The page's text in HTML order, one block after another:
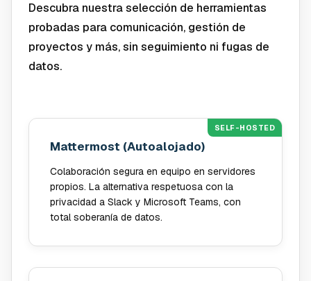
Descubra nuestra selección de herramientas
probadas para comunicación, gestión de
proyectos y más, sin seguimiento ni fugas de
datos.
SELF-HOSTED
Mattermost (Autoalojado)
Colaboración segura en equipo en servidores
propios. La alternativa respetuosa con la
privacidad a Slack y Microsoft Teams, con
total soberanía de datos.